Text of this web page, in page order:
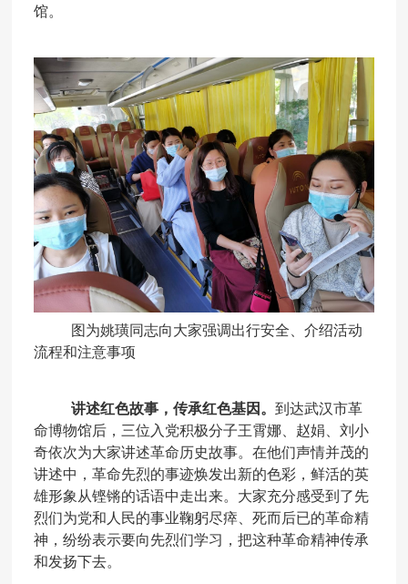
馆。
图 为姚璜同志向大家强调出行安全、介绍活动
流程和注意事项
讲述红色故事，传承红色基因。 到达武汉市革
命博物馆后，三位入党积极分子王霄娜、赵娟、刘小
奇依次为大家讲述革命历史故事。在他们声情并茂的
讲述中，革命先烈的事迹焕发出新的色彩，鲜活的英
雄形象从铿锵的话语中走出来。大家充分感受到了先
烈们为党和人民的事业鞠躬尽瘁、死而后已的革命精
神 ，纷纷表示要向先烈们学习，把这种革命精神传承
和发扬下去。